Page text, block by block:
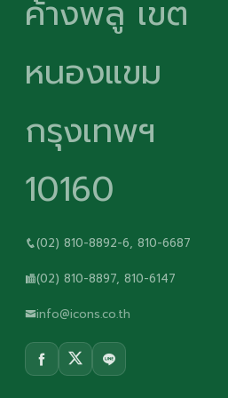
ค้างพลู เขต
หนองแขม
กรุงเทพฯ
10160
(02) 810-8892-6, 810-6687
(02) 810-8897, 810-6147
info@icons.co.th